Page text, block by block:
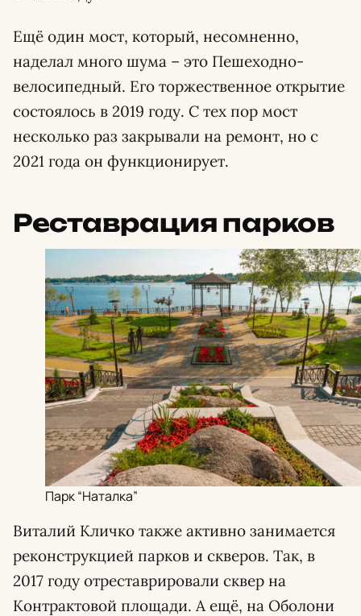
Ещё один мост, который, несомненно,
наделал много шума – это Пешеходно-
велосипедный. Его торжественное открытие
состоялось в 2019 году. С тех пор мост
несколько раз закрывали на ремонт, но с
2021 года он функционирует.
Реставрация парков
Парк “Наталка”
Виталий Кличко также активно занимается
реконструкцией парков и скверов. Так, в
2017 году отреставрировали сквер на
Контрактовой площади. А ещё, на Оболони